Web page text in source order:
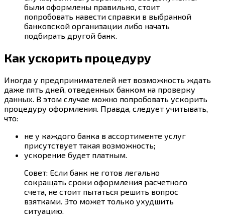
были оформлены правильно, стоит
попробовать навести справки в выбранной
банковской организации либо начать
подбирать другой банк.
Как ускорить процедуру
Иногда у предпринимателей нет возможность ждать
даже пять дней, отведенных банком на проверку
данных. В этом случае можно попробовать ускорить
процедуру оформления. Правда, следует учитывать,
что:
не у каждого банка в ассортименте услуг
присутствует такая возможность;
ускорение будет платным.
Совет: Если банк не готов легально
сокращать сроки оформления расчетного
счета, не стоит пытаться решить вопрос
взятками. Это может только ухудшить
ситуацию.